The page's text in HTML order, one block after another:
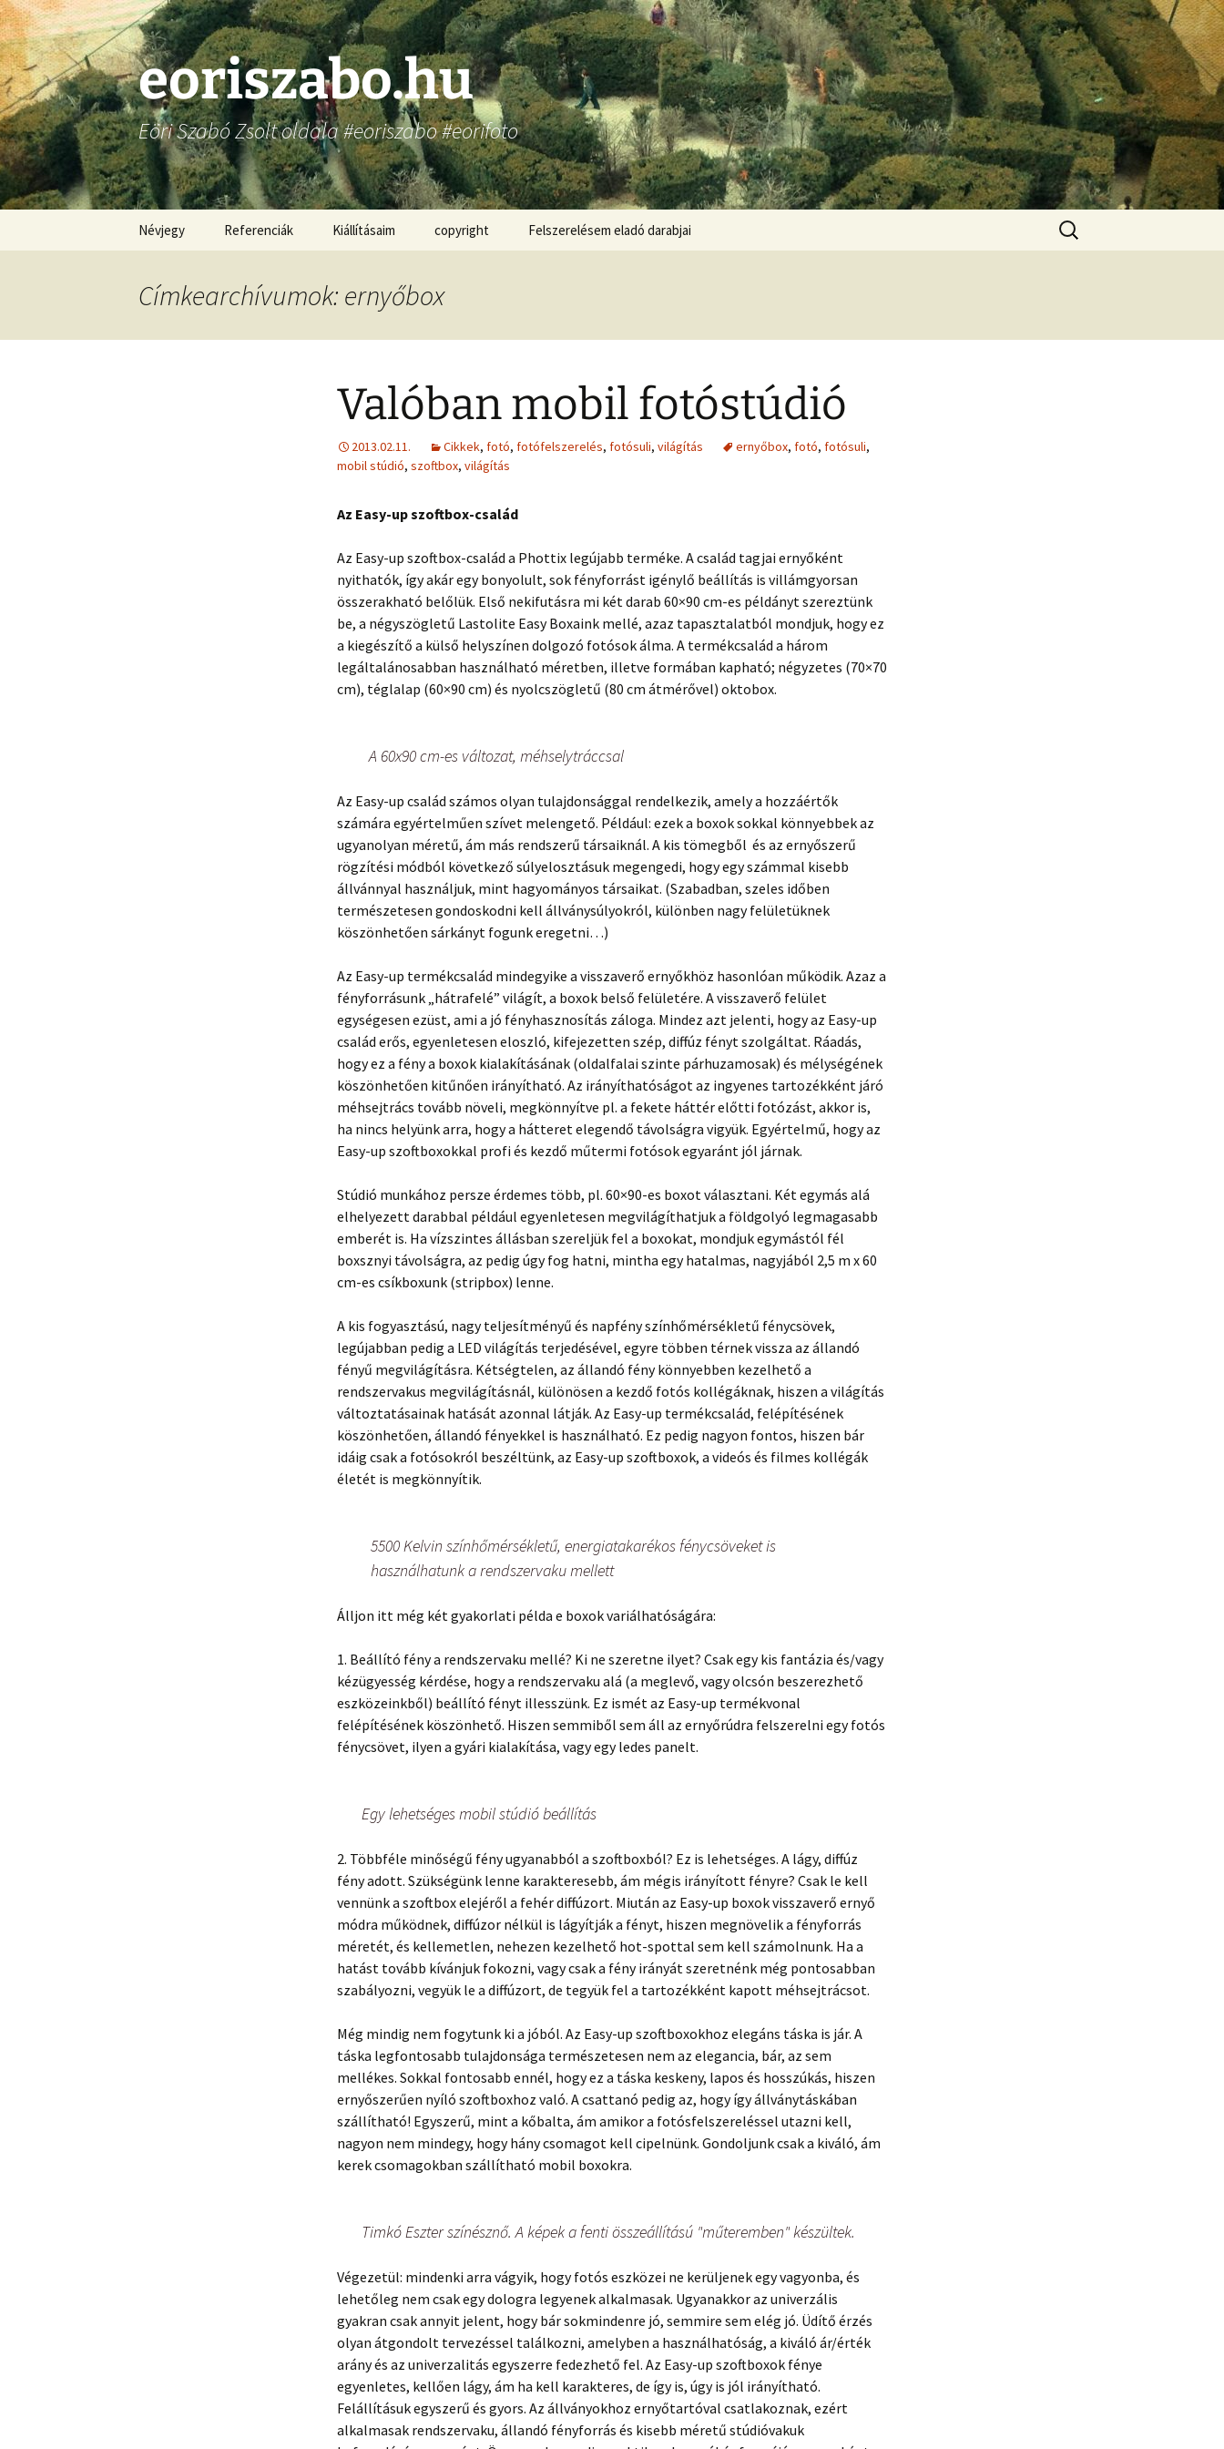
Ugrás
a
tartalomhoz
eoriszabo.hu
Eöri Szabó Zsolt oldala #eoriszabo #eorifoto
Névjegy Referenciák Kiállításaim copyright Felszerelésem eladó darabjai
Keresés:
Címkearchívumok: ernyőbox
Valóban mobil fotóstúdió
2013.02.11. Cikkek, fotó, fotófelszerelés, fotósuli, világítás ernyőbox, fotó, fotósuli,
mobil stúdió, szoftbox, világítás
Az Easy-up szoftbox-család
Az Easy-up szoftbox-család a Phottix legújabb terméke. A család tagjai ernyőként
nyithatók, így akár egy bonyolult, sok fényforrást igénylő beállítás is villámgyorsan
összerakható belőlük. Első nekifutásra mi két darab 60×90 cm-es példányt szereztünk
be, a négyszögletű Lastolite Easy Boxaink mellé, azaz tapasztalatból mondjuk, hogy ez
a kiegészítő a külső helyszínen dolgozó fotósok álma. A termékcsalád a három
legáltalánosabban használható méretben, illetve formában kapható; négyzetes (70×70
cm), téglalap (60×90 cm) és nyolcszögletű (80 cm átmérővel) oktobox.
A 60x90 cm-es változat, méhselytráccsal
Az Easy-up család számos olyan tulajdonsággal rendelkezik, amely a hozzáértők
számára egyértelműen szívet melengető. Például: ezek a boxok sokkal könnyebbek az
ugyanolyan méretű, ám más rendszerű társaiknál. A kis tömegből és az ernyőszerű
rögzítési módból következő súlyelosztásuk megengedi, hogy egy számmal kisebb
állvánnyal használjuk, mint hagyományos társaikat. (Szabadban, szeles időben
természetesen gondoskodni kell állványsúlyokról, különben nagy felületüknek
köszönhetően sárkányt fogunk eregetni…)
Az Easy-up termékcsalád mindegyike a visszaverő ernyőkhöz hasonlóan működik. Azaz a
fényforrásunk „hátrafelé” világít, a boxok belső felületére. A visszaverő felület
egységesen ezüst, ami a jó fényhasznosítás záloga. Mindez azt jelenti, hogy az Easy-up
család erős, egyenletesen eloszló, kifejezetten szép, diffúz fényt szolgáltat. Ráadás,
hogy ez a fény a boxok kialakításának (oldalfalai szinte párhuzamosak) és mélységének
köszönhetően kitűnően irányítható. Az irányíthatóságot az ingyenes tartozékként járó
méhsejtrács tovább növeli, megkönnyítve pl. a fekete háttér előtti fotózást, akkor is,
ha nincs helyünk arra, hogy a hátteret elegendő távolságra vigyük. Egyértelmű, hogy az
Easy-up szoftboxokkal profi és kezdő műtermi fotósok egyaránt jól járnak.
Stúdió munkához persze érdemes több, pl. 60×90-es boxot választani. Két egymás alá
elhelyezett darabbal például egyenletesen megvilágíthatjuk a földgolyó legmagasabb
emberét is. Ha vízszintes állásban szereljük fel a boxokat, mondjuk egymástól fél
boxsznyi távolságra, az pedig úgy fog hatni, mintha egy hatalmas, nagyjából 2,5 m x 60
cm-es csíkboxunk (stripbox) lenne.
A kis fogyasztású, nagy teljesítményű és napfény színhőmérsékletű fénycsövek,
legújabban pedig a LED világítás terjedésével, egyre többen térnek vissza az állandó
fényű megvilágításra. Kétségtelen, az állandó fény könnyebben kezelhető a
rendszervakus megvilágításnál, különösen a kezdő fotós kollégáknak, hiszen a világítás
változtatásainak hatását azonnal látják. Az Easy-up termékcsalád, felépítésének
köszönhetően, állandó fényekkel is használható. Ez pedig nagyon fontos, hiszen bár
idáig csak a fotósokról beszéltünk, az Easy-up szoftboxok, a videós és filmes kollégák
életét is megkönnyítik.
5500 Kelvin színhőmérsékletű, energiatakarékos fénycsöveket is
használhatunk a rendszervaku mellett
Álljon itt még két gyakorlati példa e boxok variálhatóságára:
1. Beállító fény a rendszervaku mellé? Ki ne szeretne ilyet? Csak egy kis fantázia és/vagy
kézügyesség kérdése, hogy a rendszervaku alá (a meglevő, vagy olcsón beszerezhető
eszközeinkből) beállító fényt illesszünk. Ez ismét az Easy-up termékvonal
felépítésének köszönhető. Hiszen semmiből sem áll az ernyőrúdra felszerelni egy fotós
fénycsövet, ilyen a gyári kialakítása, vagy egy ledes panelt.
Egy lehetséges mobil stúdió beállítás
2. Többféle minőségű fény ugyanabból a szoftboxból? Ez is lehetséges. A lágy, diffúz
fény adott. Szükségünk lenne karakteresebb, ám mégis irányított fényre? Csak le kell
vennünk a szoftbox elejéről a fehér diffúzort. Miután az Easy-up boxok visszaverő ernyő
módra működnek, diffúzor nélkül is lágyítják a fényt, hiszen megnövelik a fényforrás
méretét, és kellemetlen, nehezen kezelhető hot-spottal sem kell számolnunk. Ha a
hatást tovább kívánjuk fokozni, vagy csak a fény irányát szeretnénk még pontosabban
szabályozni, vegyük le a diffúzort, de tegyük fel a tartozékként kapott méhsejtrácsot.
Még mindig nem fogytunk ki a jóból. Az Easy-up szoftboxokhoz elegáns táska is jár. A
táska legfontosabb tulajdonsága természetesen nem az elegancia, bár, az sem
mellékes. Sokkal fontosabb ennél, hogy ez a táska keskeny, lapos és hosszúkás, hiszen
ernyőszerűen nyíló szoftboxhoz való. A csattanó pedig az, hogy így állványtáskában
szállítható! Egyszerű, mint a kőbalta, ám amikor a fotósfelszereléssel utazni kell,
nagyon nem mindegy, hogy hány csomagot kell cipelnünk. Gondoljunk csak a kiváló, ám
kerek csomagokban szállítható mobil boxokra.
Timkó Eszter színésznő. A képek a fenti összeállítású "műteremben" készültek.
Végezetül: mindenki arra vágyik, hogy fotós eszközei ne kerüljenek egy vagyonba, és
lehetőleg nem csak egy dologra legyenek alkalmasak. Ugyanakkor az univerzális
gyakran csak annyit jelent, hogy bár sokmindenre jó, semmire sem elég jó. Üdítő érzés
olyan átgondolt tervezéssel találkozni, amelyben a használhatóság, a kiváló ár/érték
arány és az univerzalitás egyszerre fedezhető fel. Az Easy-up szoftboxok fénye
egyenletes, kellően lágy, ám ha kell karakteres, de így is, úgy is jól irányítható.
Felállításuk egyszerű és gyors. Az állványokhoz ernyőtartóval csatlakoznak, ezért
alkalmasak rendszervaku, állandó fényforrás és kisebb méretű stúdióvakuk